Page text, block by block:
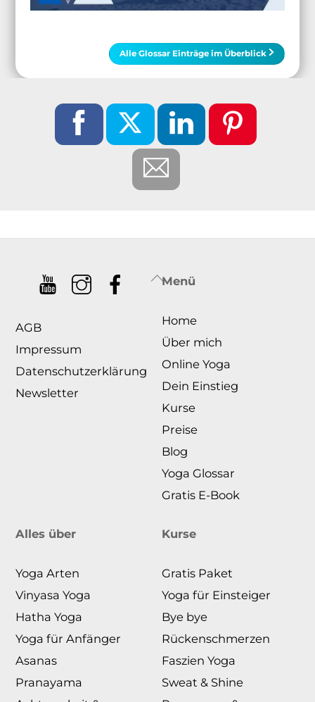
Alle Glossar Einträge im Überblick
Back
Top
AGB
Impressum
Datenschutzerklärung
Newsletter
Menü
Home
Über mich
Online Yoga
Dein Einstieg
Kurse
Preise
Blog
Yoga Glossar
Gratis E-Book
Alles über
Yoga Arten
Vinyasa Yoga
Hatha Yoga
Yoga für Anfänger
Asanas
Pranayama
Kurse
Gratis Paket
Yoga für Einsteiger
Bye bye
Rückenschmerzen
Faszien Yoga
Sweat & Shine